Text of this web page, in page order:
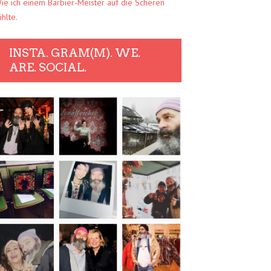
ich einem Barbier-Meister auf die Scheren
INSTA. GRAM(M). WE.
ARE. SOCIAL.